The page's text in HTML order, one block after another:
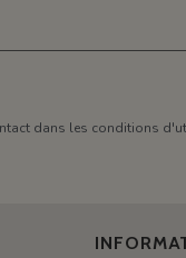
dans les conditions